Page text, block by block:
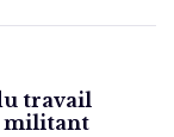
travail
militant